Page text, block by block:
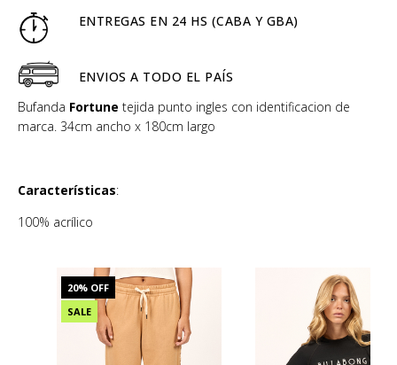
ENTREGAS EN 24 HS (CABA Y GBA)
ENVIOS A TODO EL PAÍS
Bufanda Fortune tejida punto ingles con identificacion de
marca. 34cm ancho x 180cm largo
Características:
100% acrílico
20% OFF
SALE